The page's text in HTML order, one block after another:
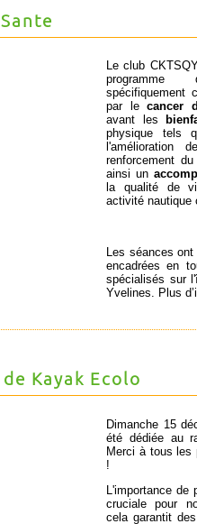
Le club
spécifiquement
par lecancer
avant les
physique tels
l'amélioration
renforcement
ainsi un
la qualité de
activité nautique
Les séances
encadrées en
spécialisés sur
Yvelines. Plus
de Kayak Ecolo
Dimanche 15
été dédiée au
Merci à tous les
!
L'importance de
cruciale pour
cela garantit